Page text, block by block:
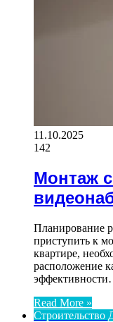
11.10.2025
142
Монтаж
Планирование
приступить к
квартире,
расположение
Read More »
Строительство